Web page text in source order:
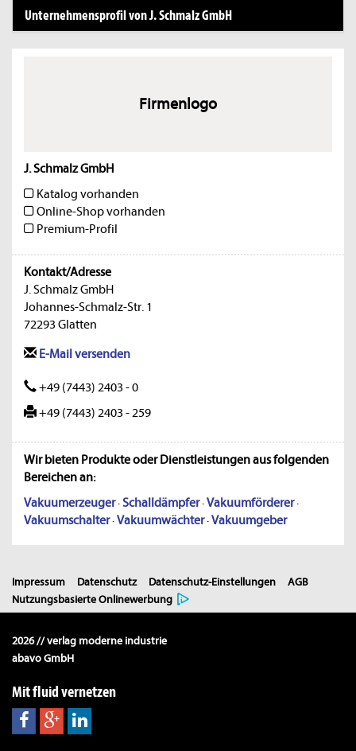
Unternehmensprofil von J. Schmalz GmbH
Firmenlogo
J. Schmalz GmbH
Katalog vorhanden
Online-Shop vorhanden
Premium-Profil
Kontakt/Adresse
J. Schmalz GmbH
Johannes-Schmalz-Str. 1
72293 Glatten
E-Mail versenden
+49 (7443) 2403 - 0
+49 (7443) 2403 - 259
Wir bieten Produkte oder Dienstleistungen aus folgenden
Bereichen an:
Vakuumerzeuger·Schalldämpfer·Vakuumförderer·
Vakuumschalter·Vakuumwächter·Vakuumgeber
Impressum Datenschutz Datenschutz-Einstellungen
AGB
Nutzungsbasierte Onlinewerbung
2026 // verlag moderne industrie
abavo GmbH
Mit fluid vernetzen